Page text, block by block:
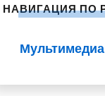
НАВИГАЦИЯ ПО
Мультимедиа